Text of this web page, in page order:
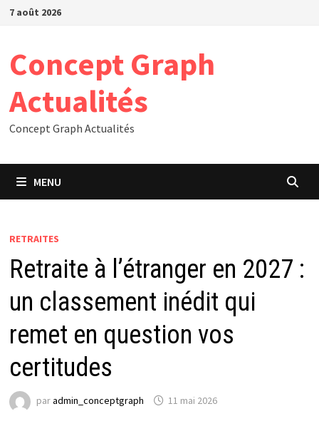
Passer
7 août 2026
Concept Graph
Actualités
Concept Graph Actualités
MENU
RETRAITES
Retraite à l’étranger en 2027 :
un classement inédit qui
remet en question vos
certitudes
paradmin_conceptgraph 11 mai 2026